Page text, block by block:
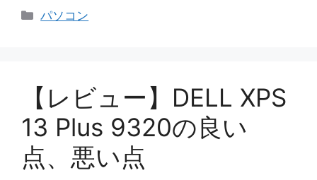
カ
ー
パソコン
【レビュー】DELL XPS
13 Plus 9320の良い
点、悪い点